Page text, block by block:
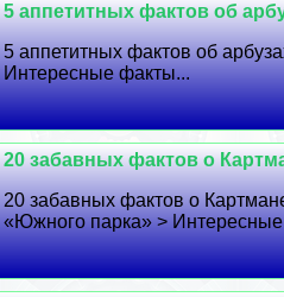
5 аппетитных фактов об
5 аппетитных фактов об
Интересные факты...
20 забавных фактов о
20 забавных фактов о
«Южного парка» >